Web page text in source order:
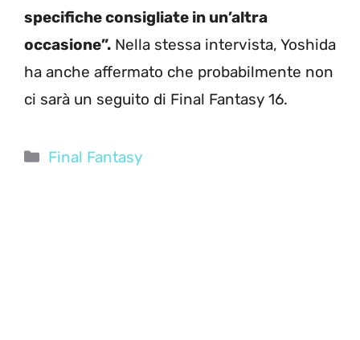
specifiche consigliate in un’altra
occasione”. Nella stessa intervista, Yoshida
ha anche affermato che probabilmente non
ci sarà un seguito di Final Fantasy 16.
Categorie
Final Fantasy